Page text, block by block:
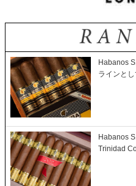
Habanos
ラインと
Habanos
Trinidad